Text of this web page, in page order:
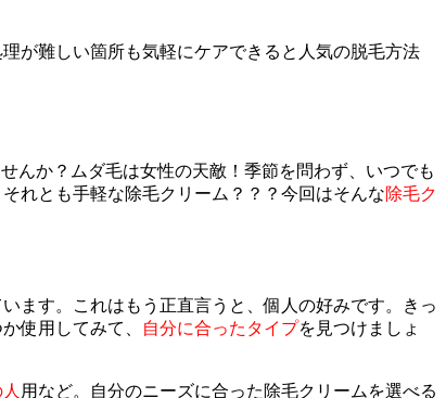
が難しい箇所も気軽にケアできると人気の脱毛方法
んか？ムダ毛は女性の天敵！季節を問わず、いつでも
れとも手軽な除毛クリーム？？？今回はそんな除毛ク
ます。これはもう正直言うと、個人の好みです。きっ
使用してみて、
自分に合ったタイプを見つけましょ
用など。自分のニーズに合った除毛クリームを選べる